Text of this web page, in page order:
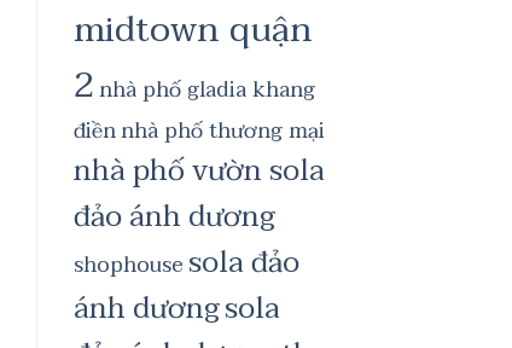
midtown quận
2nhà phố gladia khang
điềnnhà phố thương mại
nhà phố vườn sola
đảo ánh dương
shophouse sola đảo
ánh dươngsola